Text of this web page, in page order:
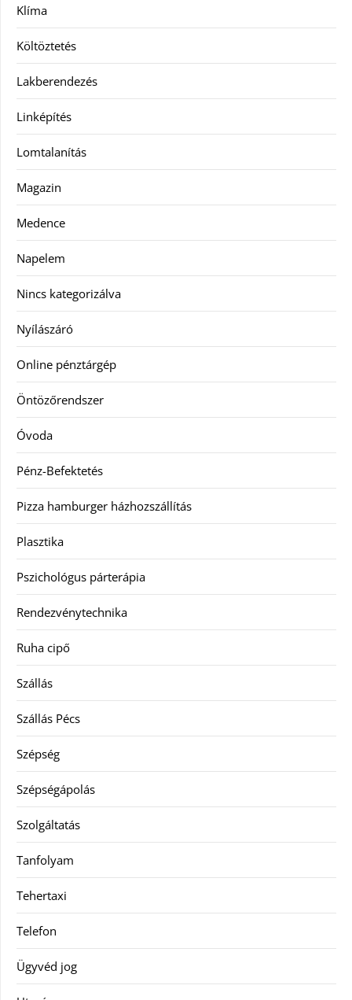
Klíma
Költöztetés
Lakberendezés
Linképítés
Lomtalanítás
Magazin
Medence
Napelem
Nincs kategorizálva
Nyílászáró
Online pénztárgép
Öntözőrendszer
Óvoda
Pénz-Befektetés
Pizza hamburger házhozszállítás
Plasztika
Pszichológus párterápia
Rendezvénytechnika
Ruha cipő
Szállás
Szállás Pécs
Szépség
Szépségápolás
Szolgáltatás
Tanfolyam
Tehertaxi
Telefon
Ügyvéd jog